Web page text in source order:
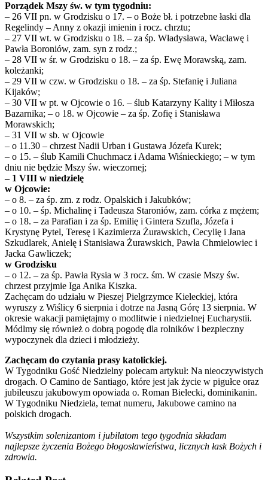
Porządek Mszy św. w tym tygodniu:
– 26 VII pn. w Grodzisku o 17. – o Boże bł. i potrzebne łaski dla
Regelindy – Anny z okazji imienin i rocz. chrztu;
– 27 VII wt. w Grodzisku o 18. – za śp. Władysława, Wacławę i
Pawła Boroniów, zam. syn z rodz.;
– 28 VII w śr. w Grodzisku o 18. – za śp. Ewę Morawską, zam.
koleżanki;
– 29 VII w czw. w Grodzisku o 18. – za śp. Stefanię i Juliana
Kijaków;
– 30 VII w pt. w Ojcowie o 16. – ślub Katarzyny Kality i Miłosza
Bazarnika; – o 18. w Ojcowie – za śp. Zofię i Stanisława
Morawskich;
– 31 VII w sb. w Ojcowie
– o 11.30 – chrzest Nadii Urban i Gustawa Józefa Kurek;
– o 15. – ślub Kamili Chuchmacz i Adama Wiśnieckiego; – w tym
dniu nie będzie Mszy św. wieczornej;
– 1 VIII w niedzielę
w Ojcowie:
– o 8. – za śp. zm. z rodz. Opalskich i Jakubków;
– o 10. – śp. Michalinę i Tadeusza Staroniów, zam. córka z mężem;
– o 18. – za Parafian i za śp. Emilię i Gintera Szufla, Józefa i
Krystynę Pytel, Teresę i Kazimierza Żurawskich, Cecylię i Jana
Szkudlarek, Anielę i Stanisława Żurawskich, Pawła Chmielowiec i
Jacka Gawliczek;
w Grodzisku
– o 12. – za śp. Pawła Rysia w 3 rocz. śm. W czasie Mszy św.
chrzest przyjmie Iga Anika Kiszka.
Zachęcam do udziału w Pieszej Pielgrzymce Kieleckiej, która
wyruszy z Wiślicy 6 sierpnia i dotrze na Jasną Górę 13 sierpnia. W
okresie wakacji pamiętajmy o modlitwie i niedzielnej Eucharystii.
Módlmy się również o dobrą pogodę dla rolników i bezpieczny
wypoczynek dla dzieci i młodzieży.
Zachęcam do czytania prasy katolickiej.
W Tygodniku Gość Niedzielny polecam artykuł: Na nieoczywistych
drogach. O Camino de Santiago, które jest jak życie w pigułce oraz
jubileuszu jakubowym opowiada o. Roman Bielecki, dominikanin.
W Tygodniku Niedziela, temat numeru, Jakubowe camino na
polskich drogach.
Wszystkim solenizantom i jubilatom tego tygodnia składam
najlepsze życzenia Bożego błogosławieństwa, licznych łask Bożych i
zdrowia.